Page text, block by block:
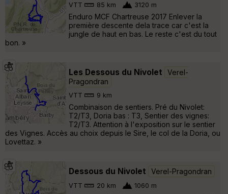
VTT 85 km 3120 m
Enduro MCF Chartreuse 2017 Enlever la
première descente dela trace car c'est la
jungle de haut en bas. Le reste c'est du tout
bon. »
Les Dessous du Nivolet
Verel-
Pragondran
VTT 9 km
Combinaison de sentiers. Pré du Nivolet:
T2/T3, Doria bas : T3, Sentier des vignes:
T2/T3. Attention à l'exposition sur le sentier
des Vignes. Accès au choix depuis le Sire, le col de la Doria, ou
Lovettaz. »
Dessous du Nivolet Verel-Pragondran
VTT 20 km 1060 m